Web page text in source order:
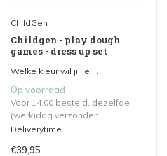
ChildGen
Childgen - play dough
games - dress up set
Welke kleur wil jij je ...
Op voorraad
Voor 14.00 besteld, dezelfde
(werk)dag verzonden.
Deliverytime
€39,95